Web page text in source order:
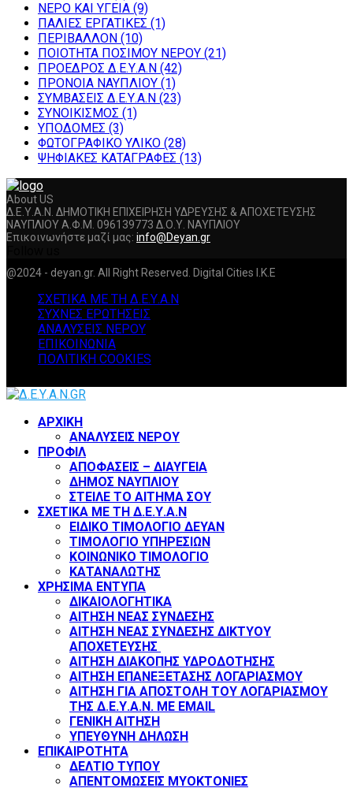
ΝΕΡΟ ΚΑΙ ΥΓΕΙΑ (9)
ΠΑΛΙΕΣ ΕΡΓΑΤΙΚΕΣ (1)
ΠΕΡΙΒΑΛΛΟΝ (10)
ΠΟΙΟΤΗΤΑ ΠΟΣΙΜΟΥ ΝΕΡΟΥ (21)
ΠΡΟΕΔΡΟΣ Δ.Ε.Υ.Α.Ν (42)
ΠΡΟΝΟΙΑ ΝΑΥΠΛΙΟΥ (1)
ΣΥΜΒΑΣΕΙΣ Δ.Ε.Υ.Α.Ν (23)
ΣΥΝΟΙΚΙΣΜΟΣ (1)
ΥΠΟΔΟΜΕΣ (3)
ΦΩΤΟΓΡΑΦΙΚΟ ΥΛΙΚΟ (28)
ΨΗΦΙΑΚΕΣ ΚΑΤΑΓΡΑΦΕΣ (13)
About US
Δ.Ε.Υ.Α.Ν. ΔΗΜΟΤΙΚΗ ΕΠΙΧΕΙΡΗΣΗ ΥΔΡΕΥΣΗΣ & ΑΠΟΧΕΤΕΥΣΗΣ
ΝΑΥΠΛΙΟΥ Α.Φ.Μ. 096139773 Δ.Ο.Υ. ΝΑΥΠΛΙΟΥ
Επικοινωνήστε μαζί μας: info@Deyan.gr
Facebook
Twitter
Instagram
Youtube
@2024 - deyan.gr. All Right Reserved. Digital Cities I.K.E
ΣΧΕΤΙΚΑ ΜΕ ΤΗ Δ.Ε.Υ.Α.Ν
ΣΥΧΝΕΣ ΕΡΩΤΗΣΕΙΣ
ΑΝΑΛΥΣΕΙΣ ΝΕΡΟΥ
ΕΠΙΚΟΙΝΩΝΙΑ
ΠΟΛΙΤΙΚΗ COOKIES
ΑΡΧΙΚΗ
ΑΝΑΛΥΣΕΙΣ ΝΕΡΟΥ
ΠΡΟΦΙΛ
ΑΠΟΦΑΣΕΙΣ – ΔΙΑΥΓΕΙΑ
ΔΗΜΟΣ ΝΑΥΠΛΙΟΥ
ΣΤΕΙΛΕ ΤΟ ΑΙΤΗΜΑ ΣΟΥ
ΣΧΕΤΙΚΑ ΜΕ ΤΗ Δ.Ε.Υ.Α.Ν
ΕΙΔΙΚΟ ΤΙΜΟΛΟΓΙΟ ΔΕΥΑΝ
ΤΙΜΟΛΟΓΙΟ ΥΠΗΡΕΣΙΩΝ
ΚΟΙΝΩΝΙΚΟ ΤΙΜΟΛΟΓΙΟ
ΚΑΤΑΝΑΛΩΤΗΣ
ΧΡΗΣΙΜΑ ΕΝΤΥΠΑ
ΔΙΚΑΙΟΛΟΓΗΤΙΚΑ
ΑΙΤΗΣΗ ΝΕΑΣ ΣΥΝΔΕΣΗΣ
ΑΙΤΗΣΗ ΝΕΑΣ ΣΥΝΔΕΣΗΣ ΔΙΚΤΥΟΥ
ΑΠΟΧΕΤΕΥΣΗΣ
ΑΙΤΗΣΗ ΔΙΑΚΟΠΗΣ ΥΔΡΟΔΟΤΗΣΗΣ
ΑΙΤΗΣΗ ΕΠΑΝΕΞΕΤΑΣΗΣ ΛΟΓΑΡΙΑΣΜΟΥ
ΑΙΤΗΣΗ ΓΙΑ ΑΠΟΣΤΟΛΗ ΤΟΥ ΛΟΓΑΡΙΑΣΜΟΥ
ΤΗΣ Δ.Ε.Υ.Α.Ν. ΜΕ EMAIL
ΓΕΝΙΚΗ ΑΙΤΗΣΗ
ΥΠΕΥΘΥΝΗ ΔΗΛΩΣΗ
ΕΠΙΚΑΙΡΟΤΗΤΑ
ΔΕΛΤΙΟ ΤΥΠΟΥ
ΑΠΕΝΤΟΜΩΣΕΙΣ ΜΥΟΚΤΟΝΙΕΣ